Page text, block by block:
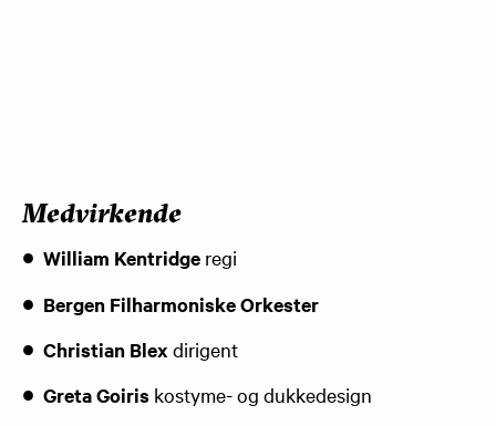
Medvirkende
William Kentridge regi
Bergen Filharmoniske Orkester
Christian Blex dirigent
Greta Goiris kostyme- og dukkedesign